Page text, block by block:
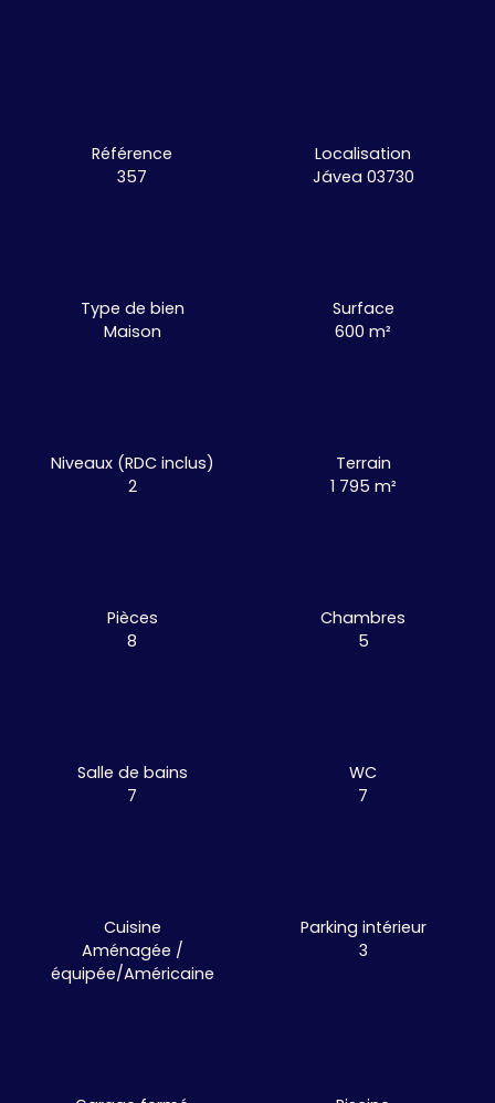
Référence
357
Localisation
Jávea 03730
Type de bien
Maison
Surface
600 m²
Niveaux (RDC inclus)
2
Terrain
1 795 m²
Pièces
8
Chambres
5
Salle de bains
7
WC
7
Cuisine
Aménagée /
équipée/Américaine
Parking intérieur
3